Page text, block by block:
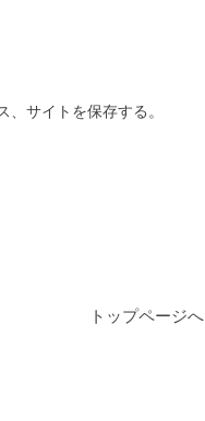
サイトを保存する。
トップページへ